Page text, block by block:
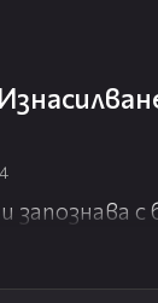
запознава